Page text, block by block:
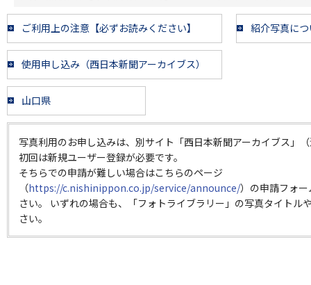
ご利用上の注意【必ずお読みください】 紹介写真に
使用申し込み（西日本新聞アーカイブス）
山口県
写真利用のお申し込みは、別サイト「西日本新聞アーカイブス」
初回は新規ユーザー登録が必要です。
そちらでの申請が難しい場合はこちらのページ
（https://c.nishinippon.co.jp/service/announce/）の申請フォ
さい。 いずれの場合も、「フォトライブラリー」の写真タイトル
さい。